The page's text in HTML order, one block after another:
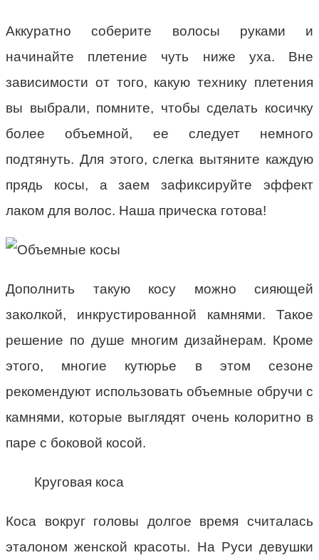
Аккуратно соберите волосы руками и
начинайте плетение чуть ниже уха. Вне
зависимости от того, какую технику плетения
вы выбрали, помните, чтобы сделать косичку
более объемной, ее следует немного
подтянуть. Для этого, слегка вытяните каждую
прядь косы, а заем зафиксируйте эффект
лаком для волос. Наша прическа готова!
Дополнить такую косу можно сияющей
заколкой, инкрустированной камнями. Такое
решение по душе многим дизайнерам. Кроме
этого, многие кутюрье в этом сезоне
рекомендуют использовать объемные обручи с
камнями, которые выглядят очень колоритно в
паре с боковой косой.
Круговая коса
Коса вокруг головы долгое время считалась
эталоном женской красоты. На Руси девушки